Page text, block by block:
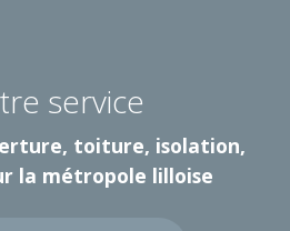
service
toiture, isolation,
la métropole lilloise